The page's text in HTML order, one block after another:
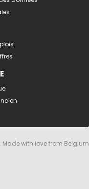
with love from Belgium